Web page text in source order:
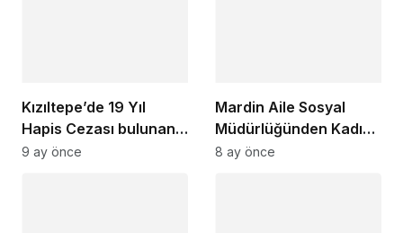
Kızıltepe’de 19 Yıl
Hapis Cezası bulunan
firari yakalandı
9 ay önce
Mardin Aile Sosyal
Müdürlüğünden Kadına
Yönelik Şiddete Karşı
8 ay önce